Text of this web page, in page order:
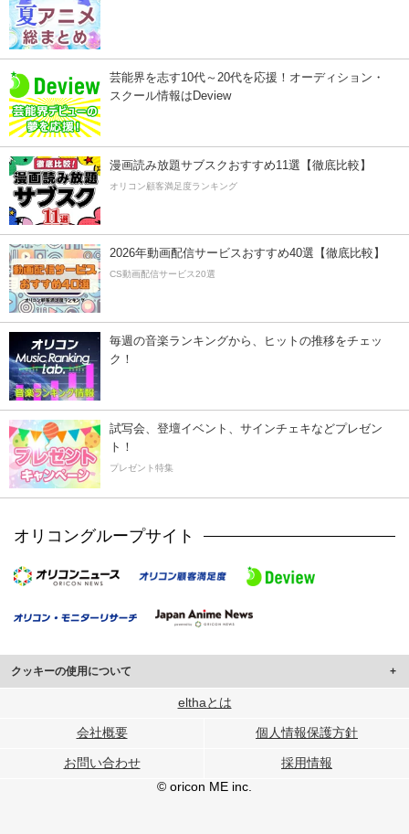
芸能界を志す10代～20代を応援！オーディション・
スクール情報はDeview
漫画読み放題サブスクおすすめ11選【徹底比較】
オリコン顧客満足度ランキング
2026年動画配信サービスおすすめ40選【徹底比較】
CS動画配信サービス20選
毎週の音楽ランキングから、ヒットの推移をチェッ
ク！
試写会、登壇イベント、サインチェキなどプレゼン
ト！
プレゼント特集
オリコングループサイト
クッキーの使用について
このサイトでは Cookie を使用して、ユーザーに合わせたコンテンツや広告の
行っています。
メディアや広告配信、データ解析の各パートナーに提供しています。
各パートナーは、この情報とユーザーが各パートナーに提供した他の情報や、
ユーザーが各パートナーのサービスを使用したときに収集した他の情報を組み
elthaとは
会社概要 個人情報保護方針
お問い合わせ
採用情報
© oricon ME inc.